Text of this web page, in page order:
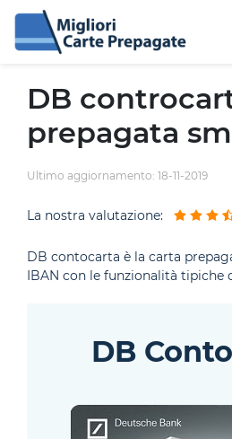
DB
prepagata
Ultimo aggiornamento: 18-11-2019
La nostra valutazione:
DB contocarta è la carta
IBAN con le funzionalità tipiche
DB